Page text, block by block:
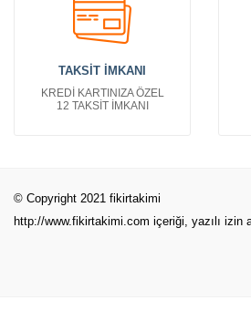
TAKSİT İMKANI
KREDİ KARTINIZA ÖZEL
12 TAKSİT İMKANI
© Copyright 2021 fikirtakimi
http://www.fikirtakimi.com içeriği, yazılı izin